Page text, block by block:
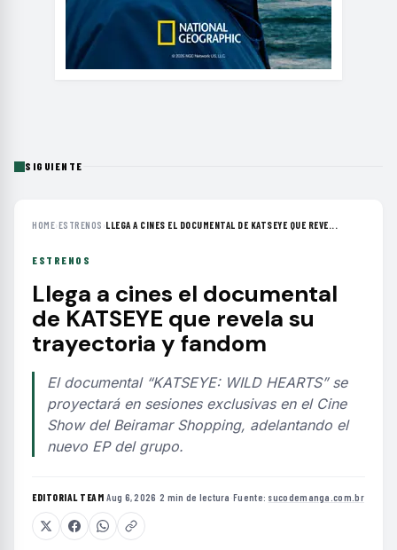
SIGUIENTE
HOME›ESTRENOS ›LLEGA A CINES EL DOCUMENTAL DE KATSEYE QUE REVE...
ESTRENOS
Llega a cines el documental
de KATSEYE que revela su
trayectoria y fandom
El documental “KATSEYE: WILD HEARTS” se
proyectará en sesiones exclusivas en el Cine
Show del Beiramar Shopping, adelantando el
nuevo EP del grupo.
EDITORIAL TEAM·Aug 6, 2026 ·2 min de lectura ·Fuente: sucodemanga.com.br